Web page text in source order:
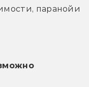
паранойи